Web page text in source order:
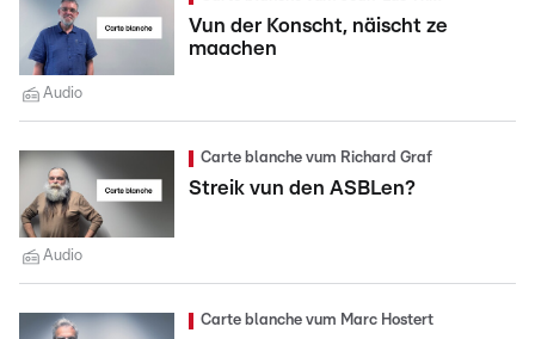
Vun der Konscht, näischt ze
maachen
Audio
Carte blanche vum Richard Graf
Streik vun den ASBLen?
Audio
Carte blanche vum Marc Hostert